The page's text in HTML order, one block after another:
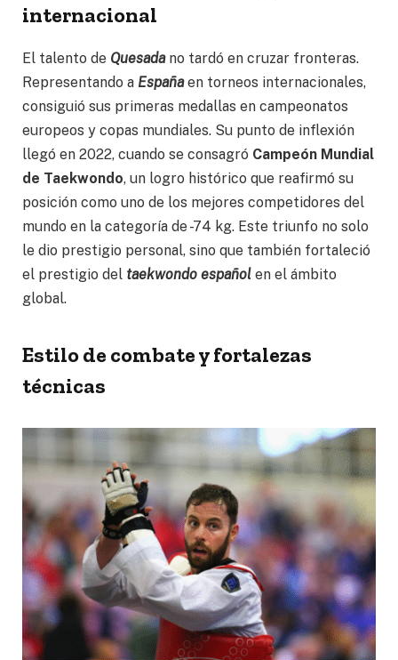
internacional
El talento de Quesadano tardó en cruzar fronteras.
Representando a Españaen torneos internacionales,
consiguió sus primeras medallas en campeonatos
europeos y copas mundiales. Su punto de inflexión
llegó en 2022, cuando se consagró Campeón Mundial
de Taekwondo, un logro histórico que reafirmó su
posición como uno de los mejores competidores del
mundo en la categoría de -74 kg. Este triunfo no solo
le dio prestigio personal, sino que también fortaleció
el prestigio del taekwondo español en el ámbito
global.
Estilo de combate y fortalezas
técnicas